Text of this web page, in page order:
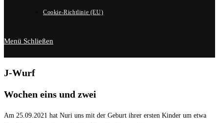
Cookie-Richtlinie (EU)
Menü Schließen
J-Wurf
Wochen eins und zwei
Am 25.09.2021 hat Nuri uns mit der Geburt ihrer ersten Kinder um etwa